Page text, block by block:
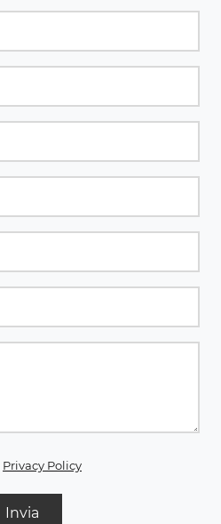
Privacy Policy
Invia